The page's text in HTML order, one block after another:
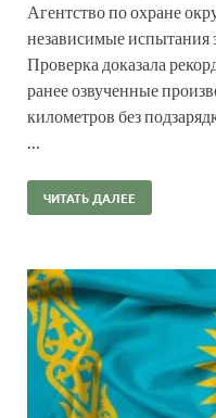
Агентство по охране
независимые испытания
Проверка доказала
ранее озвученные
километров без
…
ЧИТАТЬ ДАЛЕЕ